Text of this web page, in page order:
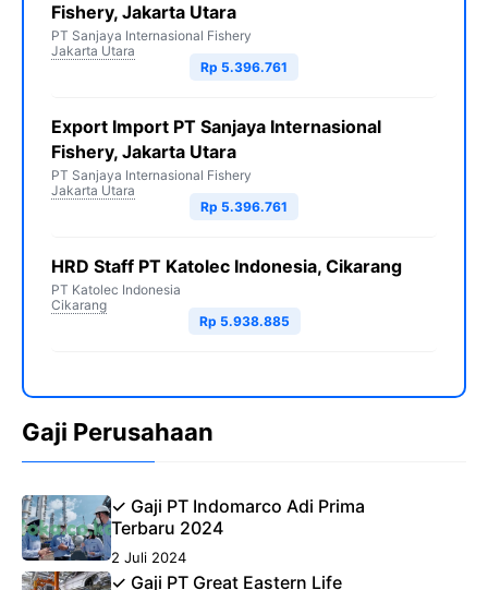
Fishery, Jakarta Utara
PT Sanjaya Internasional Fishery
Jakarta Utara
Rp 5.396.761
Export Import PT Sanjaya Internasional
Fishery, Jakarta Utara
PT Sanjaya Internasional Fishery
Jakarta Utara
Rp 5.396.761
HRD Staff PT Katolec Indonesia, Cikarang
PT Katolec Indonesia
Cikarang
Rp 5.938.885
Gaji Perusahaan
✓ Gaji PT Indomarco Adi Prima
Terbaru 2024
2 Juli 2024
✓ Gaji PT Great Eastern Life